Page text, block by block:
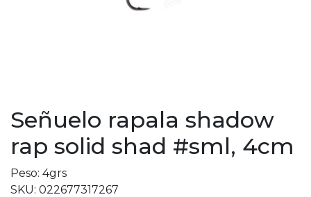
Señuelo rapala shadow
rap solid shad #sml, 4cm
Peso: 4grs
SKU: 022677317267